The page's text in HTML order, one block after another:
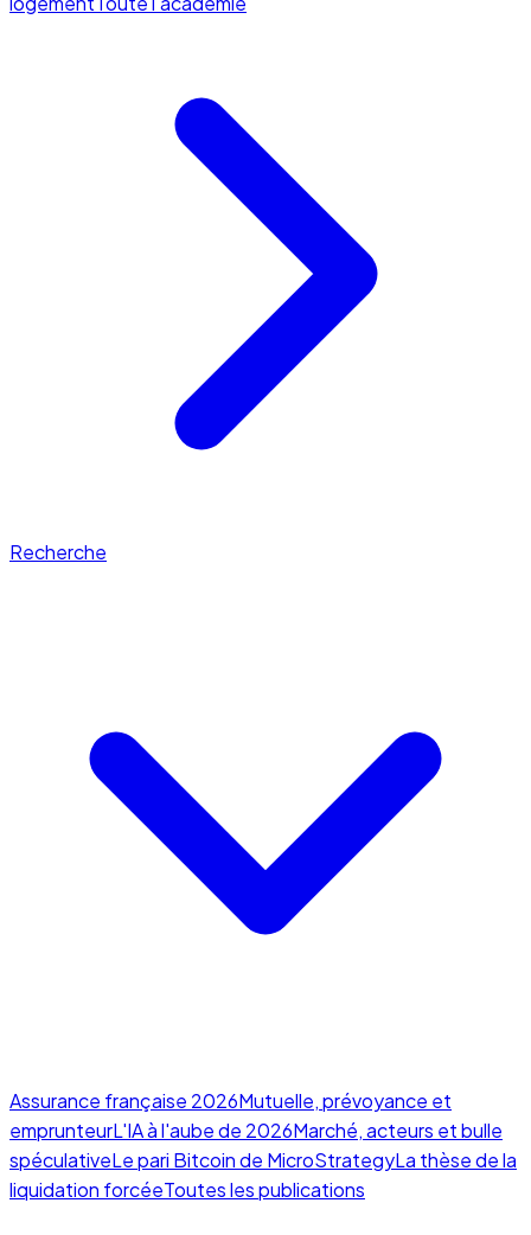
Recherche
Assurance française 2026Mutuelle, prévoyance et
emprunteurL'IA à l'aube de 2026Marché, acteurs et bulle
spéculativeLe pari Bitcoin de MicroStrategyLa thèse de la
liquidation forcéeToutes les publications